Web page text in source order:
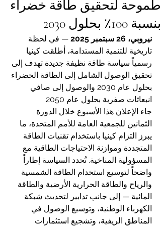
طموحة لتحقيق طاقة خضراء
بنسبة 100٪ بحلول 2030
نيروبي، 26 سبتمبر 2025
— في لحظة
تاريخية للتنمية المستدامة، أطلقت كينيا
رسمياً سياسة طاقة نظيفة جديدة تهدف إلى
تحقيق الوصول الشامل إلى الطاقة الخضراء
بحلول عام 2030 والوصول إلى صافي
انبعاثات صفرية بحلول عام 2050.
جاء الإعلان هذا الأسبوع خلال الدورة
الثمانين للجمعية العامة للأمم المتحدة، ما
يبرز التزام كينيا باستخدام تقنيات الطاقة
المتجددة وموازنة الاحتياجات الطاقية مع
المسؤولية المناخية. تُحدد السياسة إطاراً
واضحاً لتوسيع استخدام الطاقة الشمسية
والرياح والطاقة الحرارية الأرضية والطاقة
المائية — إلى جانب تدابير لتحديث شبكة
الكهرباء الوطنية، وتوسيع الوصول في
المناطق الريفية، وتشجيع استثمارات